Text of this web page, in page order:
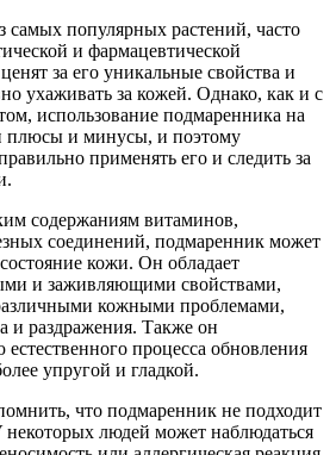
популярных растений, часто
и фармацевтической
за его уникальные свойства и
ухаживать за кожей. Однако, как и с
использование подмаренника на
плюсы и минусы, и поэтому
применять его и следить за
содержаниям витаминов,
соединений, подмаренник может
кожи. Он обладает
и заживляющими свойствами,
кожными проблемами,
и раздражения. Также он
естественного процесса обновления
упругой и гладкой.
что подмаренник не подходит
людей может наблюдаться